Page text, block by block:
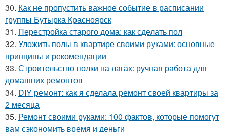
30. Как не пропустить важное событие в расписании
группы Бутырка Красноярск
31. Перестройка старого дома: как сделать пол
32. Уложить полы в квартире своими руками: основные
принципы и рекомендации
33. Строительство полки на лагах: ручная работа для
домашних ремонтов
34. DIY ремонт: как я сделала ремонт своей квартиры за
2 месяца
35. Ремонт своими руками: 100 фактов, которые помогут
вам сэкономить время и деньги